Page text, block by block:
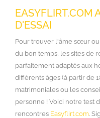
EASYFLIRT.COM
D'ESSAI
Pour trouver l'âme sœur
du bon temps, les sites de
parfaitement adaptés aux
différents âges (à partir de
matrimoniales ou les
personne ! Voici notre test
rencontres Easyflirt.com .